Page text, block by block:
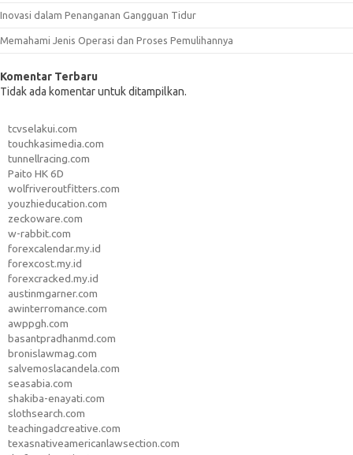
Inovasi dalam Penanganan Gangguan Tidur
Memahami Jenis Operasi dan Proses Pemulihannya
Komentar Terbaru
Tidak ada komentar untuk ditampilkan.
tcvselakui.com
touchkasimedia.com
tunnellracing.com
Paito HK 6D
wolfriveroutfitters.com
youzhieducation.com
zeckoware.com
w-rabbit.com
forexcalendar.my.id
forexcost.my.id
forexcracked.my.id
austinmgarner.com
awinterromance.com
awppgh.com
basantpradhanmd.com
bronislawmag.com
salvemoslacandela.com
seasabia.com
shakiba-enayati.com
slothsearch.com
teachingadcreative.com
texasnativeamericanlawsection.com